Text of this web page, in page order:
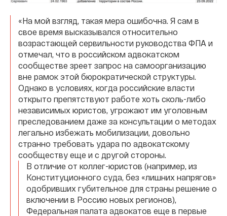
«На мой взгляд, такая мера ошибочна. Я сам в
свое время высказывался относительно
возрастающей сервильности руководства ФПА и
отмечал, что в российском адвокатском
сообществе зреет запрос на самоорганизацию
вне рамок этой бюрократической структуры.
Однако в условиях, когда российские власти
открыто препятствуют работе хоть сколь-либо
независимых юристов, угрожают им уголовным
преследованием даже за консультации о методах
легально избежать мобилизации, довольно
странно требовать удара по адвокатскому
сообществу еще и с другой стороны.
В отличие от коллег-юристов (например, из
Конституционного суда, без «лишних напрягов»
одобривших губительное для страны решение о
включении в Россию новых регионов),
Федеральная палата адвокатов еще в первые